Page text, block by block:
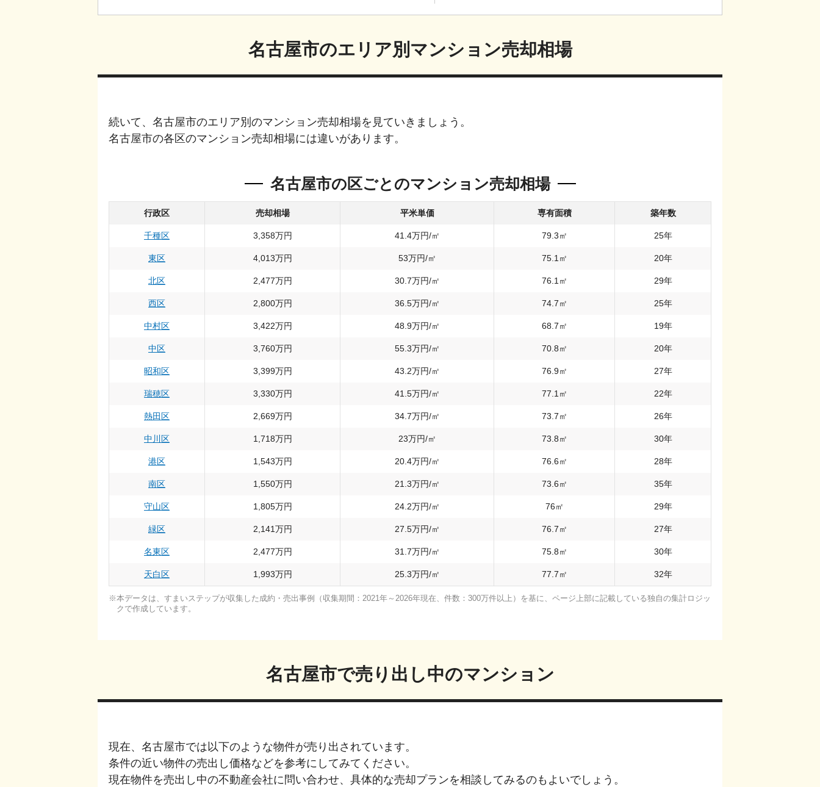
名古屋市のエリア別 マンション売却相場
続いて、 名古屋市のエリア別のマンション売却相場を見ていきましょう。
名古屋市の各区のマンション売却相場には違いがあります。
名古屋市の区ごとのマンション売却相場
行政区 売却相場 平米単価 専有面積 築年数
千種区 3,358万円 41.4万円/㎡ 79.3㎡ 25年
東区 4,013万円 53万円/㎡ 75.1 ㎡ 20年
北区 2,477万円 30.7万円/㎡ 76.1 ㎡ 29年
西区 2,800万円 36.5万円/㎡ 74.7㎡ 25年
中村区 3,422万円 48.9万円/㎡ 68.7㎡ 19年
中区 3,760万円 55.3万円/㎡ 70.8㎡ 20年
昭和区 3,399万円 43.2万円/㎡ 76.9㎡ 27年
瑞穂区 3,330万円 41.5万円/㎡ 77.1 ㎡ 22年
熱田区 2,669万円 34.7万円/㎡ 73.7㎡ 26年
中川区 1,718万円 23万円/㎡ 73.8㎡ 30年
港区 1,543万円 20.4万円/㎡ 76.6㎡ 28年
南区 1,550万円 21.3万円/㎡ 73.6㎡ 35年
守山区 1,805万円 24.2万円/㎡ 76㎡ 29年
緑区 2,141万円 27.5万円/㎡ 76.7㎡ 27年
名東区 2,477万円 31.7万円/㎡ 75.8㎡ 30年
天白区 1,993万円 25.3万円/㎡ 77.7㎡ 32年
本データは、すまいステップが収集した成約・売出事例（収集期間：2021年～2026年現在、件数：300万件以上）を基に、ページ上部に記載している独自の集計ロジッ
クで作成しています。
名古屋市で売り出し中のマンション
現在、 名古屋市では以下のような物件が売り出されています。
条件の近い物件の売出し価格などを参考にしてみてください。
現在物件を売出し中の不動産会社に問い合わせ、具体的な売却プランを相談してみるのもよいでしょう。